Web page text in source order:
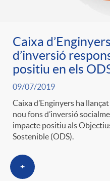
Caixa
d’inversió
positiu en els
09/07/2019
Caixa d’Enginyers ha
nou fons d’inversió
impacte positiu als
Sostenible (ODS).
+